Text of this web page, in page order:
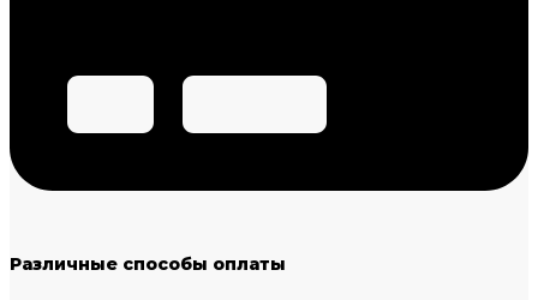
Различные способы оплаты